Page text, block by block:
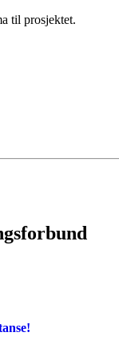
til prosjektet.